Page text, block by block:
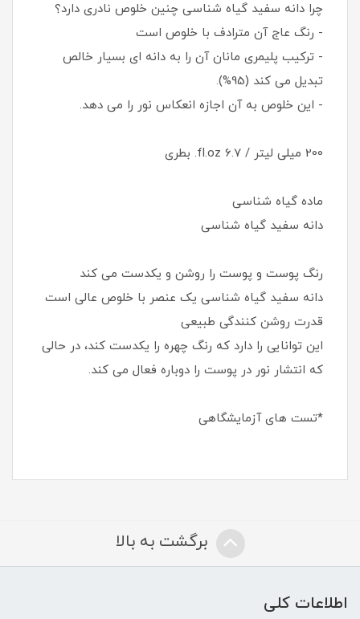
چرا دانه سفید گیاه شناسی چنین خلوص نادری دارد؟
- رنگ عاج آن مترادف با خلوص است
- ترکیب پلیمری مانان آن را به دانه ای بسیار خالص
تبدیل می کند (95%).
- این خلوص به آن اجازه انعکاس نور را می دهد.
200 میلی لیتر / 6.7 fl.oz. بطری
ماده گیاه شناسی
دانه سفید گیاه شناسی
رنگ پوست و پوست را روشن و یکدست می کند
دانه سفید گیاه شناسی یک عنصر با خلوص عالی است
قدرت روشن کنندگی طبیعی
این توانایی را دارد که رنگ چهره را یکدست کند، در حالی
که انتشار نور در پوست را دوباره فعال می کند.
*تست های آزمایشگاهی
برگشت به بالا
اطلاعات کلی